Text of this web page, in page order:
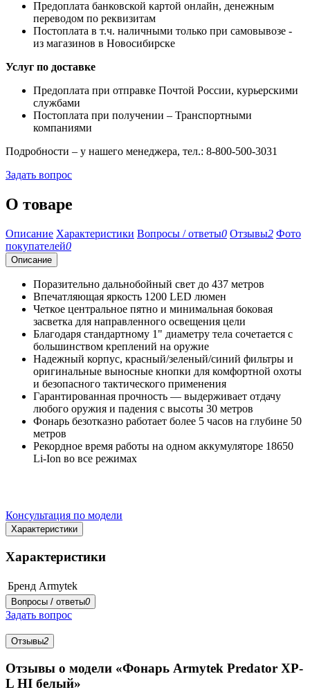
Предоплата банковской картой онлайн, денежным
переводом по реквизитам
Постоплата в т.ч. наличными только при самовывозе -
из магазинов в Новосибирске
Услуг по доставке
Предоплата при отправке Почтой России, курьерскими
службами
Постоплата при получении – Транспортными
компаниями
Подробности – у нашего менеджера, тел.: 8-800-500-3031
Задать вопрос
О товаре
Описание Характеристики Вопросы / ответы0 Отзывы2 Фото
покупателей0
Описание
Поразительно дальнобойный свет до 437 метров
Впечатляющая яркость 1200 LED люмен
Четкое центральное пятно и минимальная боковая
засветка для направленного освещения цели
Благодаря стандартному 1" диаметру тела сочетается с
большинством креплений на оружие
Надежный корпус, красный/зеленый/синий фильтры и
оригинальные выносные кнопки для комфортной охоты
и безопасного тактического применения
Гарантированная прочность — выдерживает отдачу
любого оружия и падения с высоты 30 метров
Фонарь безотказно работает более 5 часов на глубине 50
метров
Рекордное время работы на одном аккумуляторе 18650
Li-Ion во все режимах
Консультация по модели
Характеристики
Характеристики
Бренд Armytek
Вопросы / ответы0
Задать вопрос
Отзывы2
Отзывы о модели «Фонарь Armytek Predator XP-
L HI белый»